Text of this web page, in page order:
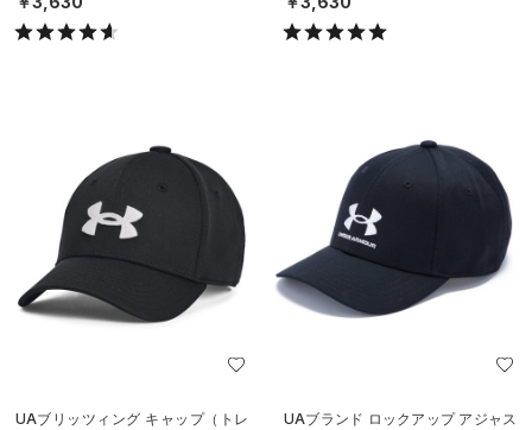
UAブリッツィング キャップ（トレ
UAブランド ロックアップ アジャス